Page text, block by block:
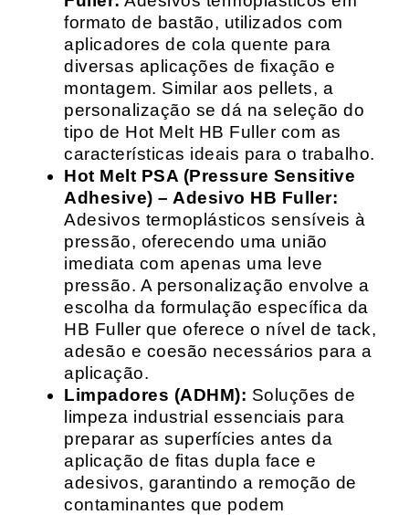
formato de bastão, utilizados com
aplicadores de cola quente para
diversas aplicações de fixação e
montagem. Similar aos pellets, a
personalização se dá na seleção do
tipo de Hot Melt HB Fuller com as
características ideais para o trabalho.
Hot Melt PSA (Pressure Sensitive
Adhesive) – Adesivo HB Fuller:
Adesivos termoplásticos sensíveis à
pressão, oferecendo uma união
imediata com apenas uma leve
pressão. A personalização envolve a
escolha da formulação específica da
HB Fuller que oferece o nível de tack,
adesão e coesão necessários para a
aplicação.
Limpadores (ADHM): Soluções de
limpeza industrial essenciais para
preparar as superfícies antes da
aplicação de fitas dupla face e
adesivos, garantindo a remoção de
contaminantes que podem